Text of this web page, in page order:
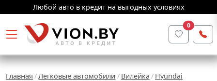
Любой авто в кредит на выгодных условиях
0
Главная Легковые автомобили Вилейка
Hyundai